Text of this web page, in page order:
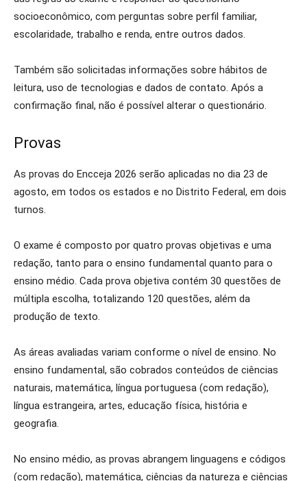
socioeconômico, com perguntas sobre perfil familiar,
escolaridade, trabalho e renda, entre outros dados.
Também são solicitadas informações sobre hábitos de
leitura, uso de tecnologias e dados de contato. Após a
confirmação final, não é possível alterar o questionário.
Provas
As provas do Encceja 2026 serão aplicadas no dia 23 de
agosto, em todos os estados e no Distrito Federal, em dois
turnos.
O exame é composto por quatro provas objetivas e uma
redação, tanto para o ensino fundamental quanto para o
ensino médio. Cada prova objetiva contém 30 questões de
múltipla escolha, totalizando 120 questões, além da
produção de texto.
As áreas avaliadas variam conforme o nível de ensino. No
ensino fundamental, são cobrados conteúdos de ciências
naturais, matemática, língua portuguesa (com redação),
língua estrangeira, artes, educação física, história e
geografia.
No ensino médio, as provas abrangem linguagens e códigos
(com redação), matemática, ciências da natureza e ciências